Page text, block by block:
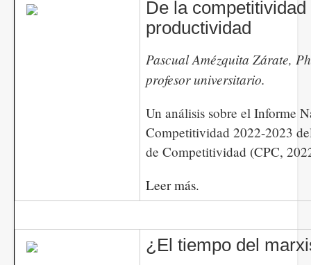
De la competitividad
productividad
Pascual Amézquita Zárate,
profesor universitario.
Un análisis sobre el Informe
Competitividad 2022-2023
de Competitividad (CPC,
Leer más.
¿El tiempo del